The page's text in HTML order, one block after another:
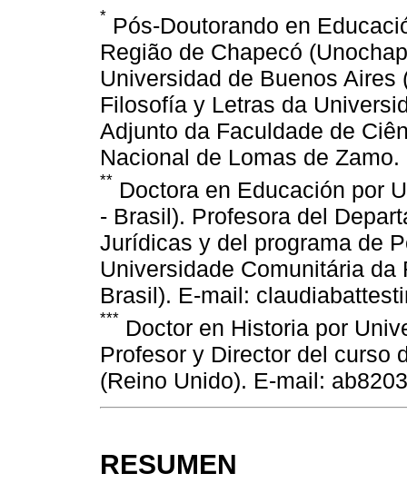
* Pós-Doutorando en
Região de Chapecó
Universidad de Buenos
Filosofía y Letras da
Adjunto da Faculdade de
Nacional de Lomas de
** Doctora en Educación por
- Brasil). Profesora del
Jurídicas y del programa de
Universidade Comunitária
Brasil). E-mail:
*** Doctor en Historia por
Profesor y Director del curso
(Reino Unido). E-mail:
RESUMEN